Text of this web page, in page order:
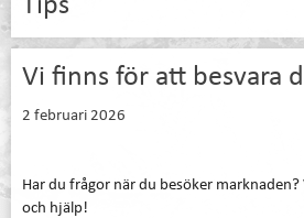
Tips
Vi finns för att besvara
2 februari 2026
Har du frågor när du besöker
och hjälp!